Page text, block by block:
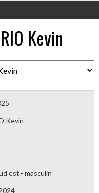
Kevin
Kevin
est - masculin